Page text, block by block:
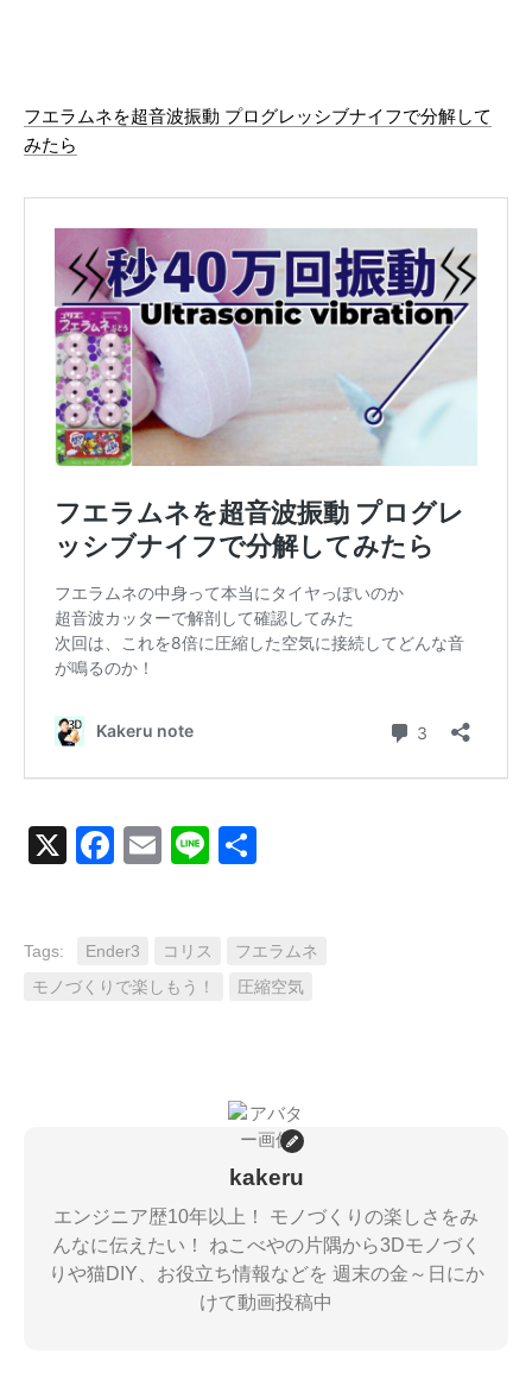
フエラムネを超音波振動 プログレッシブナイフで分解して
みたら
X Facebook
Email
Line
Tags: Ender3 コリス
フエラムネ
モノづくりで楽しもう！
圧縮空気
kakeru
エンジニア歴10年以上！ モノづくりの楽しさをみ
んなに伝えたい！ ねこべやの片隅から3Dモノづく
りや猫DIY、お役立ち情報などを 週末の金～日にか
けて動画投稿中